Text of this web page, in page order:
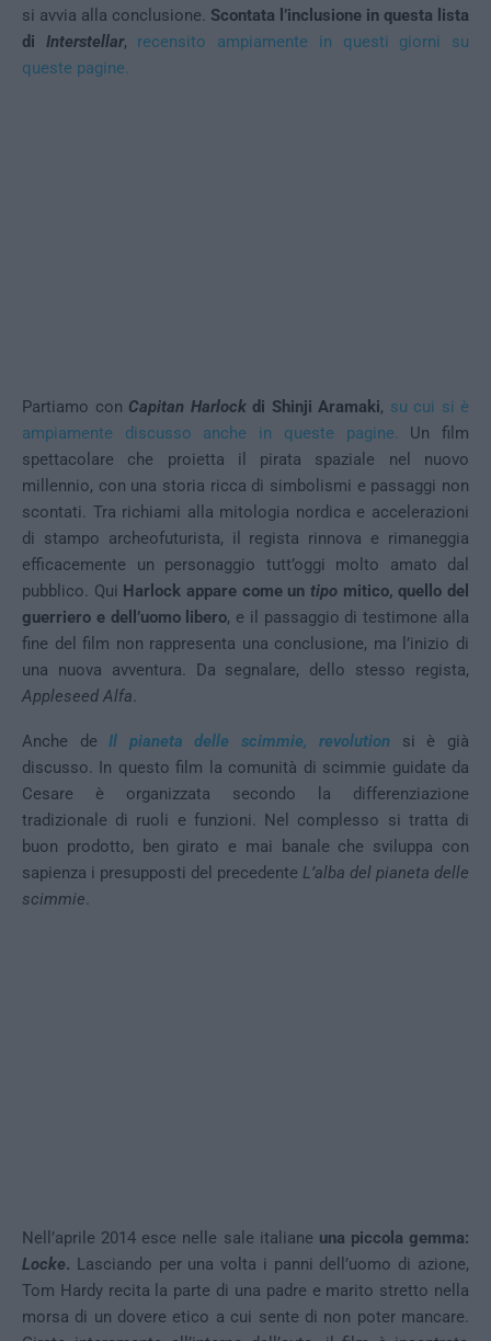
si avvia alla conclusione. Scontata l’inclusione in questa lista
di Interstellar, recensito ampiamente in questi giorni su
queste pagine.
Partiamo con Capitan Harlockdi Shinji Aramaki, su cui si è
ampiamente discusso anche in queste pagine. Un film
spettacolare che proietta il pirata spaziale nel nuovo
millennio, con una storia ricca di simbolismi e passaggi non
scontati. Tra richiami alla mitologia nordica e accelerazioni
di stampo archeofuturista, il regista rinnova e rimaneggia
efficacemente un personaggio tutt’oggi molto amato dal
pubblico. Qui Harlock appare come un tipo mitico, quello del
guerriero e dell’uomo libero, e il passaggio di testimone alla
fine del film non rappresenta una conclusione, ma l’inizio di
una nuova avventura. Da segnalare, dello stesso regista,
Appleseed Alfa.
Anche deIl pianeta delle scimmie, revolution si è già
discusso. In questo film la comunità di scimmie guidate da
Cesare è organizzata secondo la differenziazione
tradizionale di ruoli e funzioni. Nel complesso si tratta di
buon prodotto, ben girato e mai banale che sviluppa con
sapienza i presupposti del precedente L’alba del pianeta delle
scimmie.
Nell’aprile 2014 esce nelle sale italiane una piccola gemma:
Locke. Lasciando per una volta i panni dell’uomo di azione,
Tom Hardy recita la parte di una padre e marito stretto nella
morsa di un dovere etico a cui sente di non poter mancare.